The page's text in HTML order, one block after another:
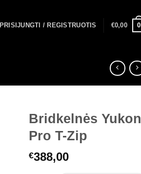
PRISIJUNGTI / REGISTRUOTIS €0,00 0
Bridkelnės Yukon
Pro T-Zip
€388,00